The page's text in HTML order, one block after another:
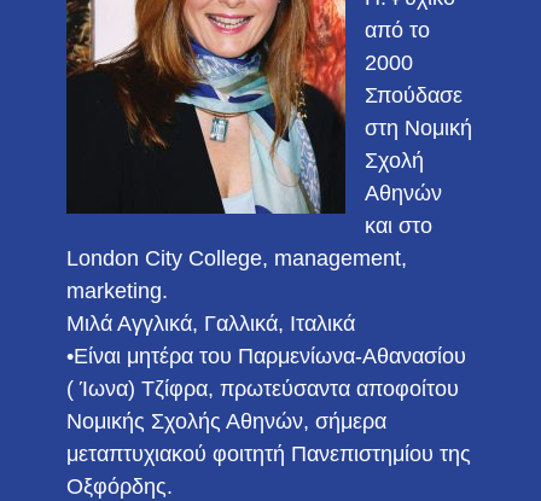
από το
2000
Σπούδασε
στη Νομική
Σχολή
Αθηνών
και στο
London City College, management,
marketing.
Μιλά Αγγλικά, Γαλλικά, Ιταλικά
•Είναι μητέρα του Παρμενίωνα-Αθανασίου
( Ίωνα) Τζίφρα, πρωτεύσαντα αποφοίτου
Νομικής Σχολής Αθηνών, σήμερα
μεταπτυχιακού φοιτητή Πανεπιστημίου της
Οξφόρδης.